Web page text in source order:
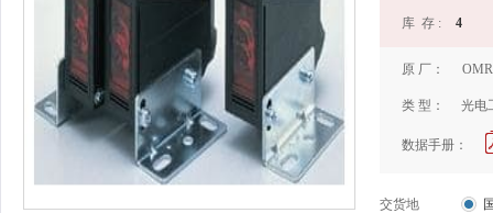
库 存 : 4
原 厂：
类 型： 光电
数据手册：
交货地